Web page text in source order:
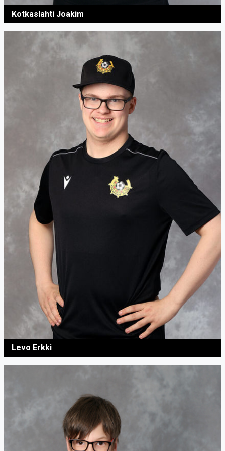
Kotkaslahti Joakim
Levo Erkki